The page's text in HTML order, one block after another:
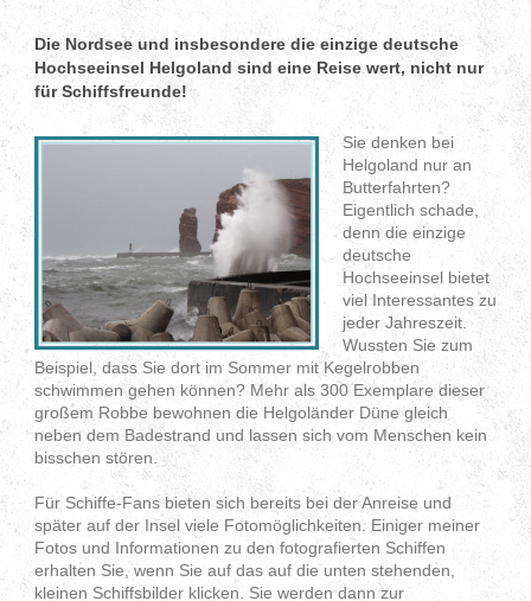
Die Nordsee und insbesondere die einzige deutsche
Hochseeinsel Helgoland sind eine Reise wert, nicht nur
für Schiffsfreunde!
Sie denken bei
Helgoland nur an
Butterfahrten?
Eigentlich schade,
denn die einzige
deutsche
Hochseeinsel bietet
viel Interessantes zu
jeder Jahreszeit.
Wussten Sie zum
Beispiel, dass Sie dort im Sommer mit Kegelrobben
schwimmen gehen können? Mehr als 300 Exemplare dieser
großem Robbe bewohnen die Helgoländer Düne gleich
neben dem Badestrand und lassen sich vom Menschen kein
bisschen stören.
Für Schiffe-Fans bieten sich bereits bei der Anreise und
später auf der Insel viele Fotomöglichkeiten. Einiger meiner
Fotos und Informationen zu den fotografierten Schiffen
erhalten Sie, wenn Sie auf das auf die unten stehenden,
kleinen Schiffsbilder klicken. Sie werden dann zur